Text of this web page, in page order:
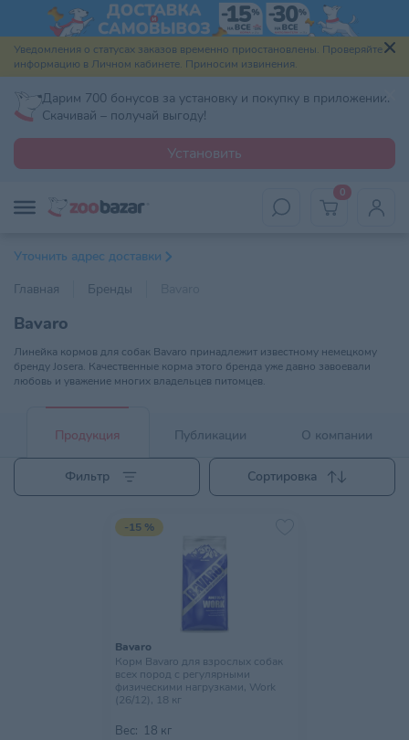
Уведомления о статусах заказов временно приостановлены. Проверяйте
информацию в Личном кабинете. Приносим извинения.
Дарим 700 бонусов за установку и покупку в приложении.
Скачивай – получай выгоду!
Установить
0
Уточнить адрес доставки
Главная
Бренды
Bavaro
Линейка кормов для собак Bavaro принадлежит известному немецкому
бренду Josera. Качественные корма этого бренда уже давно завоевали
любовь и уважение многих владельцев питомцев.
Продукция Публикации О компании
Фильтр Сортировка
-15 %
Bavaro
Корм Bavaro для взрослых собак
всех пород с регулярными
физическими нагрузками, Work
(26/12), 18 кг
Вес: 18 кг